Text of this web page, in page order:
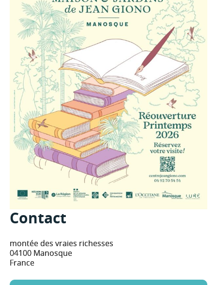
Contact
montée des vraies richesses
04100 Manosque
France